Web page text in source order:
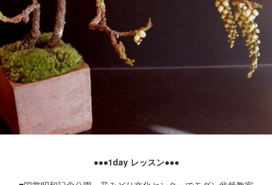
●●●1day レッスン●●●